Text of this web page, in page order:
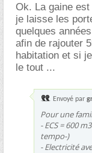
Ok. La gaine
je laisse les
quelques
afin de rajouter
habitation et si
le tout ...
Envoyé par
Pour une
- ECS = 600
tempo-)
- Electricité